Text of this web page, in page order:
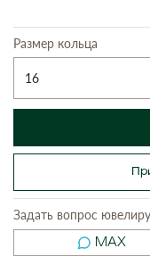
Размер кольца
16
Задать вопрос ювелиру
MAX